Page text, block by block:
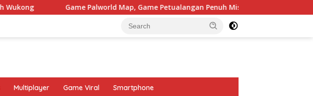
Game Palworld Map, Game Petualangan Penuh Misteri 4 Hero Tank yang
Multiplayer Game Viral Smartphone